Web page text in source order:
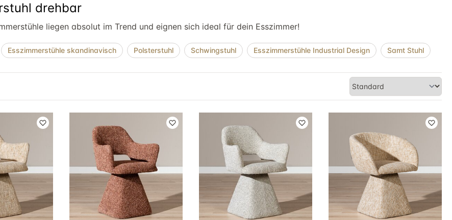
drehbar
liegen absolut im Trend und eignen sich ideal für dein Esszimmer!
Esszimmerstühle skandinavisch Polsterstuhl Schwingstuhl Esszimmerstühle Industrial Design Samt Stuhl